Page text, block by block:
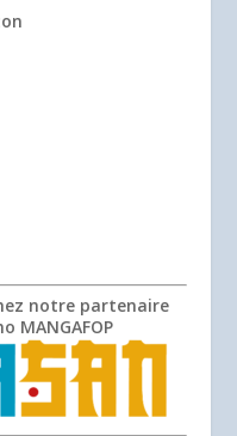
notre partenaire
MANGAFOP